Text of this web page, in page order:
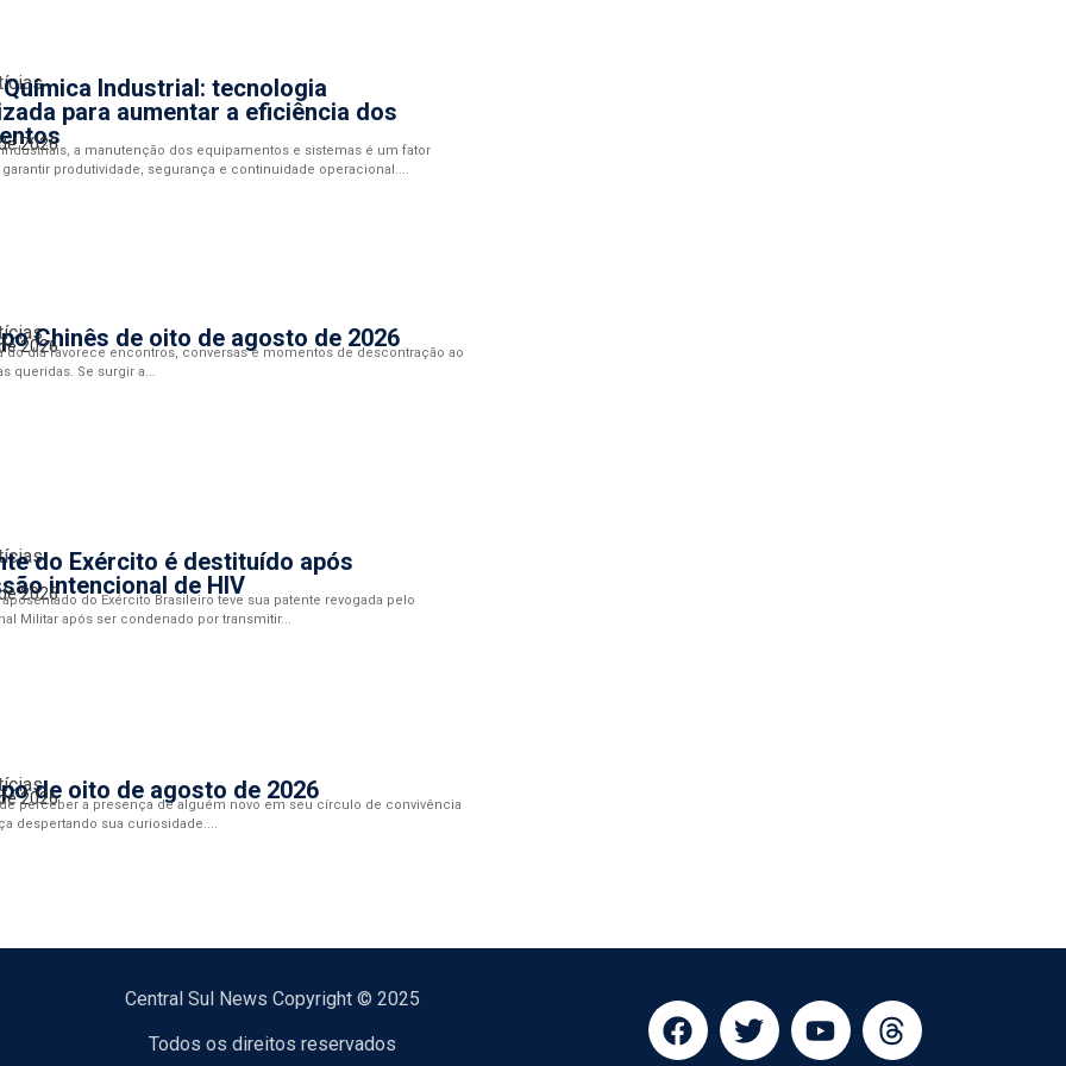
Industrial: tecnologia
para aumentar a eficiência dos
2026
a manutenção dos equipamentos e sistemas é um fator
produtividade, segurança e continuidade operacional....
Chinês de oito de agosto de 2026
2026
do dia favorece encontros, conversas e momentos de descontração ao
queridas. Se surgir a...
do Exército é destituído após
intencional de HIV
2026
do Exército Brasileiro teve sua patente revogada pelo
Militar após ser condenado por transmitir...
de oito de agosto de 2026
2026
perceber a presença de alguém novo em seu círculo de convivência
despertando sua curiosidade....
Central Sul News Copyright © 2025
Todos os direitos reservados